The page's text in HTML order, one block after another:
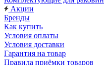
Акции
Бренды
Как купить
Условия оплаты
Условия доставки
Гарантия на товар
Правила приёмки товаров